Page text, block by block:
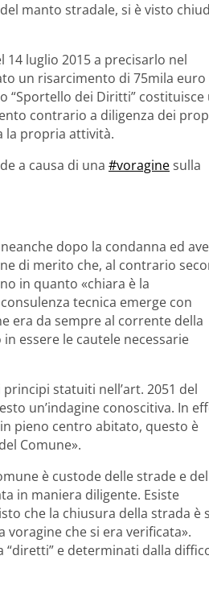
manto stradale, si è visto
14 luglio 2015 a precisarlo nel
un risarcimento di 75mila euro
“Sportello dei Diritti” costituisce
contrario a diligenza dei
la propria attività.
a causa di una #voraginesulla
dopo la condanna ed
di merito che, al contrario
in quanto «chiara è la
tecnica emerge con
era da sempre al corrente della
essere le cautele necessarie
statuiti nell’art. 2051 del
un’indagine conoscitiva. In
pieno centro abitato, questo è
Comune».
è custode delle strade e del
in maniera diligente. Esiste
che la chiusura della strada è
che si era verificata».
“diretti” e determinati dalla